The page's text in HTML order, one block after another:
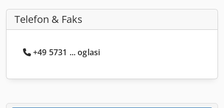
Telefon & Faks
+49 5731 ... oglasi